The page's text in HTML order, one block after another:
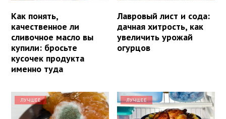
Как понять,
качественное ли
сливочное масло вы
купили: бросьте
кусочек продукта
именно туда
Лавровый лист и сода:
дачная хитрость, как
увеличить урожай
огурцов
ЛУЧШЕЕ ЛУЧШЕЕ